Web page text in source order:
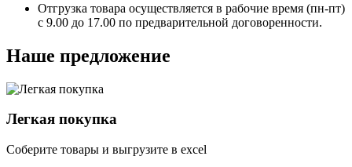
Отгрузка товара осуществляется в рабочие время (пн-пт)
с 9.00 до 17.00 по предварительной договоренности.
Наше предложение
Легкая покупка
Соберите товары и выгрузите в excel